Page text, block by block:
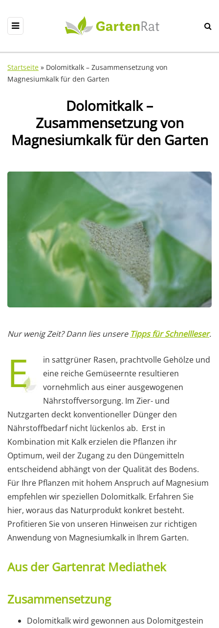
Startseite » Dolomitkalk – Zusammensetzung von
Magnesiumkalk für den Garten
Dolomitkalk –
Zusammensetzung von
Magnesiumkalk für den Garten
Nur wenig Zeit? Dann lies unsere Tipps für Schnellleser.
E
in sattgrüner Rasen, prachtvolle Gehölze und
eine reiche Gemüseernte resultieren
vornehmlich aus einer ausgewogenen
Nährstoffversorgung. Im Zier- und
Nutzgarten deckt konventioneller Dünger den
Nährstoffbedarf nicht lückenlos ab. Erst in
Kombination mit Kalk erzielen die Pflanzen ihr
Optimum, weil der Zugang zu den Düngemitteln
entscheidend abhängt von der Qualität des Bodens.
Für Ihre Pflanzen mit hohem Anspruch auf Magnesium
empfehlen wir speziellen Dolomitkalk. Erfahren Sie
hier, woraus das Naturprodukt konkret besteht.
Profitieren Sie von unseren Hinweisen zur richtigen
Anwendung von Magnesiumkalk in Ihrem Garten.
Aus der Gartenrat Mediathek
Zusammensetzung
Dolomitkalk wird gewonnen aus Dolomitgestein